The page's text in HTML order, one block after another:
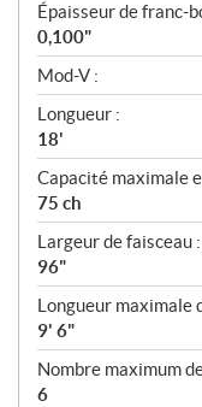
Épaisseur de franc-
0,100"
Mod-V :
Longueur :
18'
Capacité maximale
75 ch
Largeur de faisceau :
96"
Longueur maximale
9' 6"
Nombre maximum
6